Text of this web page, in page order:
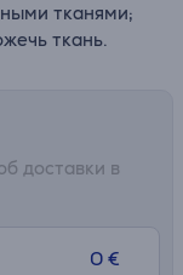
тканями;
ткань.
доставки в
0 €